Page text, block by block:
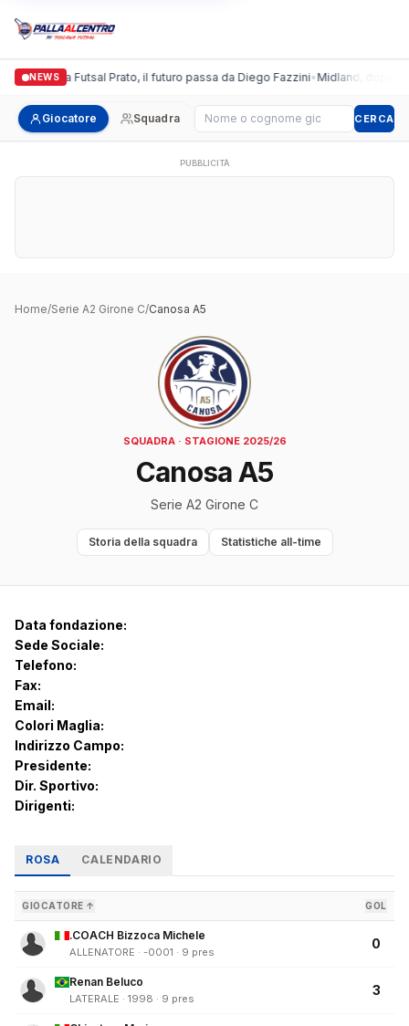
NEWS
Italgronda Futsal Prato, il futuro passa da Diego Fazzini•Midland, doppio
Giocatore Squadra Cerca giocatore CERCA
PUBBLICITÀ
Home/Serie A2 Girone C/Canosa A5
SQUADRA · STAGIONE 2025/26
Canosa A5
Serie A2 Girone C
Storia della squadra Statistiche all-time
Data fondazione:
Sede Sociale:
Telefono:
Fax:
Email:
Colori Maglia:
Indirizzo Campo:
Presidente:
Dir. Sportivo:
Dirigenti:
ROSA CALENDARIO
GIOCATORE ↑ GOL
.COACH Bizzoca Michele
ALLENATORE · -0001 · 9 pres
0
Renan Beluco
LATERALE · 1998 · 9 pres
3